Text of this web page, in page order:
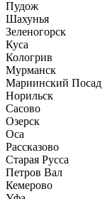
Пудож
Шахунья
Зеленогорск
Куса
Кологрив
Мурманск
Мариинский Посад
Норильск
Сасово
Озерск
Оса
Рассказово
Старая Русса
Петров Вал
Кемерово